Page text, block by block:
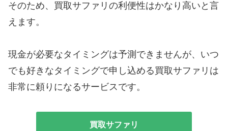
そのため、買取サファリの利便性はかなり高いと言
えます。
現金が必要なタイミングは予測できませんが、いつ
でも好きなタイミングで申し込める買取サファリは
非常に頼りになるサービスです。
買取サファリ